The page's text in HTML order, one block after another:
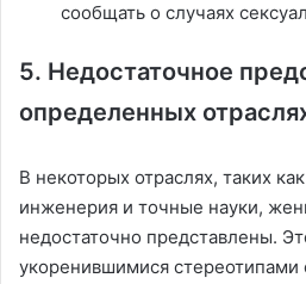
сообщать о случаях
5. Недостаточное
определенных
В некоторых отраслях, таких
инженерия и точные науки,
недостаточно представлены.
укоренившимися стереотипами